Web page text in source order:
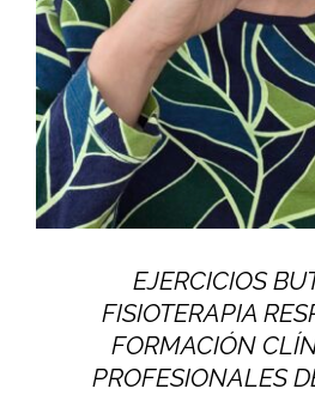
EJERCICIOS
FISIOTERAPIA
FORMACIÓN
PROFESIONALES